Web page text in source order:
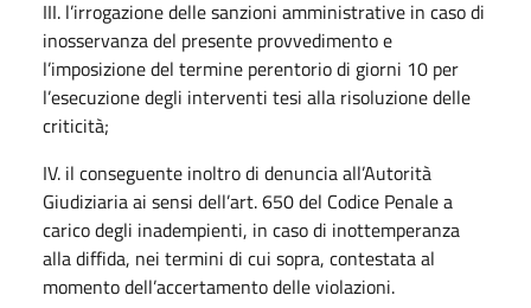
III. l’irrogazione delle sanzioni amministrative in caso di
inosservanza del presente provvedimento e
l’imposizione del termine perentorio di giorni 10 per
l’esecuzione degli interventi tesi alla risoluzione delle
criticità;
IV. il conseguente inoltro di denuncia all’Autorità
Giudiziaria ai sensi dell’art. 650 del Codice Penale a
carico degli inadempienti, in caso di inottemperanza
alla diffida, nei termini di cui sopra, contestata al
momento dell’accertamento delle violazioni.